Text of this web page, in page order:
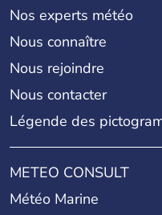
Nos experts météo
Nous connaître
Nous rejoindre
Nous contacter
Légende des
METEO CONSULT
Météo Marine